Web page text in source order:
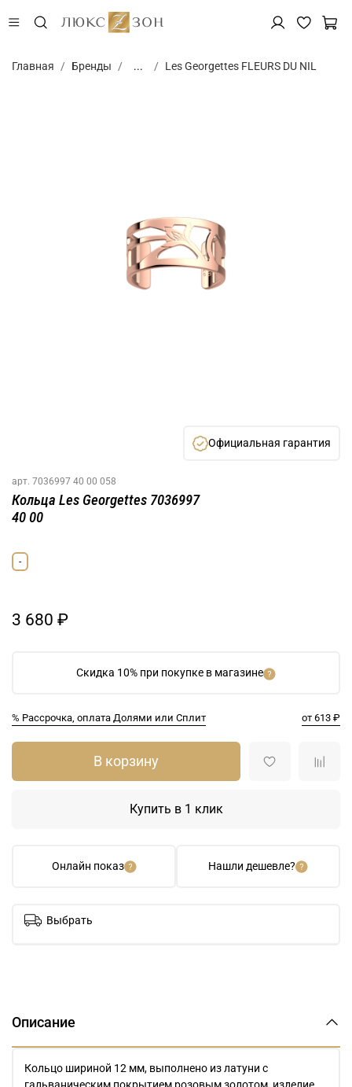
Главная Бренды ... Les Georgettes FLEURS DU NIL
Официальная гарантия
арт. 7036997 40 00 058
Скидка 10% при покупке в магазине
% Рассрочка, оплата Долями или Сплит от 613 ₽
Кольца Les Georgettes 7036997
40 00
-
3 680 ₽
Онлайн показ Нашли дешевле?
В корзину
Купить в 1 клик
Выбрать
Описание
Кольцо шириной 12 мм, выполнено из латуни с